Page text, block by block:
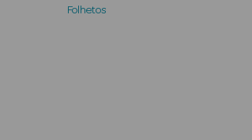
Folhetos